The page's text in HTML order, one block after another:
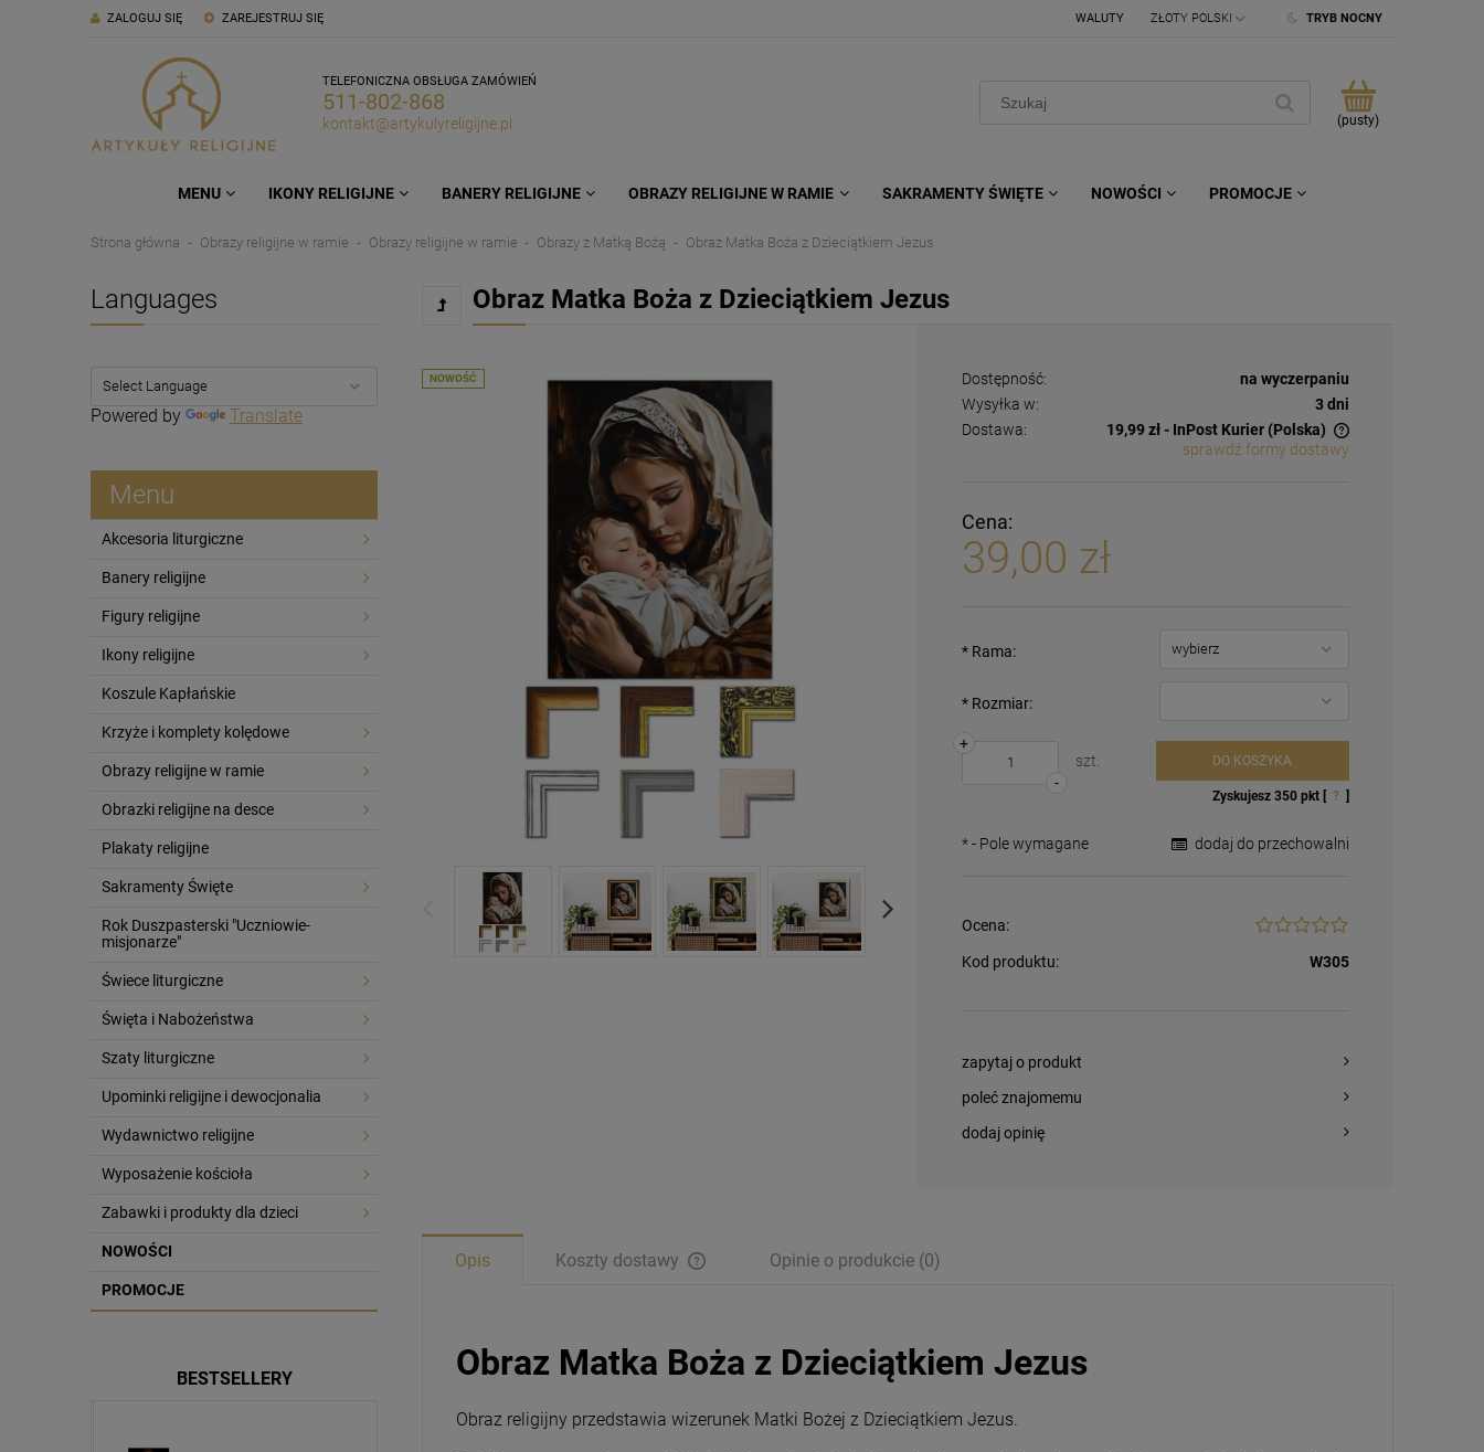
ZAREJESTRUJ SIĘ
ZALOGUJ SIĘ TRYB NOCNY
WALUTY
TELEFONICZNA OBSŁUGA ZAMÓWIEŃ
511-802-868
kontakt@artykulyreligijne.pl (pusty)
MENU IKONY RELIGIJNE BANERY RELIGIJNE OBRAZY RELIGIJNE W RAMIE SAKRAMENTY ŚWIĘTE NOWOŚCI PROMOCJE
Strona główna Obrazy religijne w ramie Obrazy religijne w ramie Obrazy z Matką Bożą Obraz Matka Boża z Dzieciątkiem Jezus
Languages
Powered by Translate
Menu
Akcesoria liturgiczne
Banery religijne
Figury religijne
Ikony religijne
Koszule Kapłańskie
Krzyże i komplety kolędowe
Obrazy religijne w ramie
Obrazki religijne na desce
Plakaty religijne
Sakramenty Święte
Rok Duszpasterski "Uczniowie-
misjonarze"
Świece liturgiczne
Święta i Nabożeństwa
Szaty liturgiczne
Upominki religijne i dewocjonalia
Wydawnictwo religijne
Wyposażenie kościoła
Zabawki i produkty dla dzieci
NOWOŚCI
PROMOCJE
BESTSELLERY
Obraz Matka Boża z Dzieciątkiem Jezus
NOWOŚĆ Dostępność:
na wyczerpaniu
Wysyłka w:
3 dni
Dostawa:
19,99 zł- InPost Kurier (Polska)
sprawdź formy dostawy
Cena:
39,00 zł
* Rama:
* Rozmiar:
-
+
szt.
DO KOSZYKA
Zyskujesz 350pkt [ ? ]
dodaj do przechowalni
*- Pole wymagane
Ocena:
Kod produktu: W305
zapytaj o produkt
poleć znajomemu
dodaj opinię
Opis Koszty dostawy Opinie o produkcie (0)
Obraz Matka Boża z Dzieciątkiem Jezus
Obraz religijny przedstawia wizerunek Matki Bożej z Dzieciątkiem Jezus.